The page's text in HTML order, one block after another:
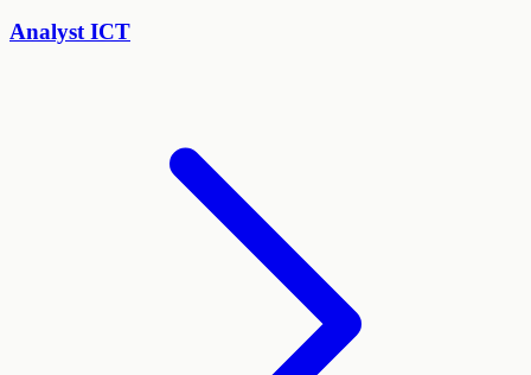
Analyst ICT